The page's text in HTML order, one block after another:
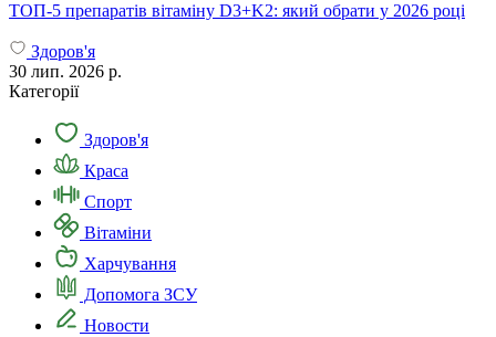
ТОП-5 препаратів вітаміну D3+K2: який обрати у 2026 році
Здоров'я
30 лип. 2026 р.
Категорії
Здоров'я
Краса
Спорт
Вітаміни
Харчування
Допомога ЗСУ
Новости